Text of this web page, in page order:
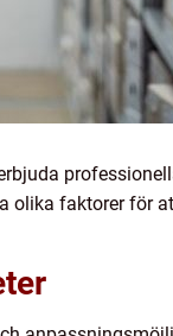
olika faktorer för